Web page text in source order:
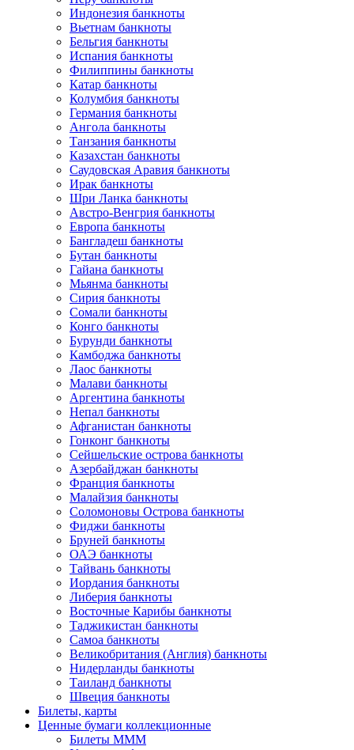
Индонезия банкноты
Вьетнам банкноты
Бельгия банкноты
Испания банкноты
Филиппины банкноты
Катар банкноты
Колумбия банкноты
Германия банкноты
Ангола банкноты
Танзания банкноты
Казахстан банкноты
Саудовская Аравия банкноты
Ирак банкноты
Шри Ланка банкноты
Австро-Венгрия банкноты
Европа банкноты
Бангладеш банкноты
Бутан банкноты
Гайана банкноты
Мьянма банкноты
Сирия банкноты
Сомали банкноты
Конго банкноты
Бурунди банкноты
Камбоджа банкноты
Лаос банкноты
Малави банкноты
Аргентина банкноты
Непал банкноты
Афганистан банкноты
Гонконг банкноты
Сейшельские острова банкноты
Азербайджан банкноты
Франция банкноты
Малайзия банкноты
Соломоновы Острова банкноты
Фиджи банкноты
Бруней банкноты
ОАЭ банкноты
Тайвань банкноты
Иордания банкноты
Либерия банкноты
Восточные Карибы банкноты
Таджикистан банкноты
Самоа банкноты
Великобритания (Англия) банкноты
Нидерланды банкноты
Таиланд банкноты
Швеция банкноты
Билеты, карты
Ценные бумаги коллекционные
Билеты МММ